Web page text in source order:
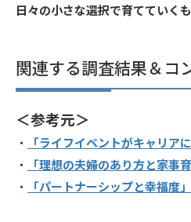
日々の小さな選択で育てていくも
関連する調査結果＆コ
＜参考元＞
・
「ライフイベントがキャリア
・
「理想の夫婦のあり方と家事
・
「パートナーシップと幸福度